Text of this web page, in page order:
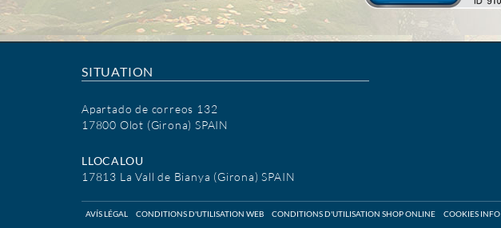
SITUATION
Apartado de correos 132
17800 Olot (Girona) SPAIN
LLOCALOU
17813 La Vall de Bianya (Girona) SPAIN
AVÍS LÉGAL CONDITIONS D'UTILISATION WEB CONDITIONS D'UTILISATION SHOP ONLINE COOKIES INFO